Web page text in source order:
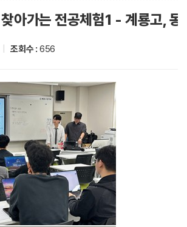
아가는 전공체험1 - 계룡고, 동
조회수 : 656